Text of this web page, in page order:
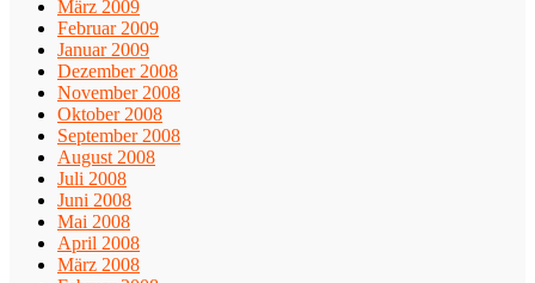
März 2009
Februar 2009
Januar 2009
Dezember 2008
November 2008
Oktober 2008
September 2008
August 2008
Juli 2008
Juni 2008
Mai 2008
April 2008
März 2008